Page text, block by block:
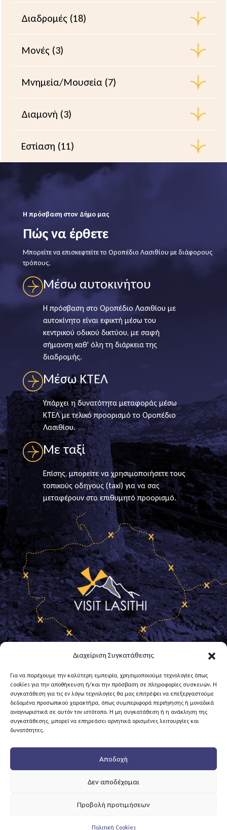
Διαχείριση Συγκατάθεσης
Για να παρέχουμε την καλύτερη εμπειρία, χρησιμοποιούμε τεχνολογίες όπως
cookies για την αποθήκευση ή/και την πρόσβαση σε πληροφορίες συσκευών. Η
συγκατάθεση για τις εν λόγω τεχνολογίες θα μας επιτρέψει να επεξεργαστούμε
δεδομένα προσωπικού χαρακτήρα, όπως συμπεριφορά περιήγησης ή μοναδικά
αναγνωριστικά σε αυτόν τον ιστότοπο. Η μη συγκατάθεση ή η ανάκληση της
συγκατάθεσης, μπορεί να επηρεάσει αρνητικά ορισμένες λειτουργίες και
δυνατότητες.
Αποδοχή
Δεν αποδέχομαι
Προβολή προτιμήσεων
Πολιτική Cookies
Διαδρομές (18)
Μονές (3)
Μνημεία/Μουσεία (7)
Διαμονή (3)
Εστίαση (11)
Η πρόσβαση στον Δήμο μας
Πώς να έρθετε
Μπορείτε να επισκεφτείτε το Οροπέδιο Λασιθίου με διάφορους
τρόπους.
Μέσω αυτοκινήτου
Η πρόσβαση στο Οροπέδιο Λασιθίου με
αυτοκίνητο είναι εφικτή μέσω του
κεντρικού οδικού δικτύου, με σαφή
σήμανση καθ' όλη τη διάρκεια της
διαδρομής.
Μέσω ΚΤΕΛ
Υπάρχει η δυνατότητα μεταφοράς μέσω
ΚΤΕΛ με τελικό προορισμό το Οροπέδιο
Λασιθίου.
Με ταξί
Επίσης, μπορείτε να χρησιμοποιήσετε τους
τοπικούς οδηγούς (taxi) για να σας
μεταφέρουν στο επιθυμητό προορισμό.
Επικοινωνία
Καλέστε μας στο28443 40155
Με email στοinfo@0474.syzefxis.gov.gr
& στην επίσημη Ιστσελίδα του
Οροπεδίου Λασιθίου
Όροι Χρήσης και Πολιτική
Web Development ByEgritos Group| Web
Circus Design Studio